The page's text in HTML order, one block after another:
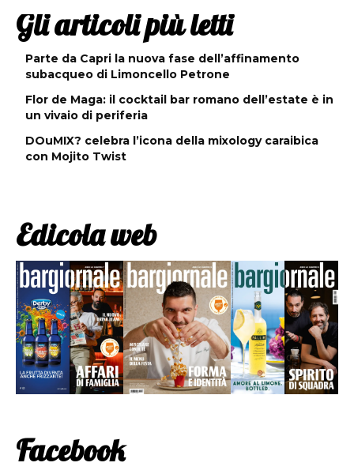
Gli articoli più letti
Parte da Capri la nuova fase dell’affinamento
subacqueo di Limoncello Petrone
Flor de Maga: il cocktail bar romano dell’estate è in
un vivaio di periferia
DOuMIX? celebra l’icona della mixology caraibica
con Mojito Twist
Edicola web
Facebook